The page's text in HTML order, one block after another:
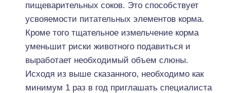
пищеварительных соков. Это способствует
усвояемости питательных элементов корма.
Кроме того тщательное измельчение корма
уменьшит риски животного подавиться и
выработает необходимый объем слюны.
Исходя из выше сказанного, необходимо как
минимум 1 раз в год приглашать специалиста